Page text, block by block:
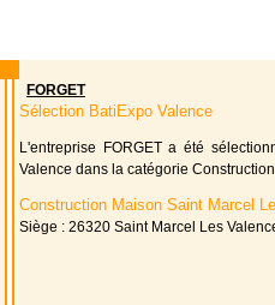
FORGET
Sélection BatiExpo Valence
L'entreprise FORGET a été
Valence dans la catégorie
Construction Maison Saint Marcel
Siège : 26320 Saint Marcel Les